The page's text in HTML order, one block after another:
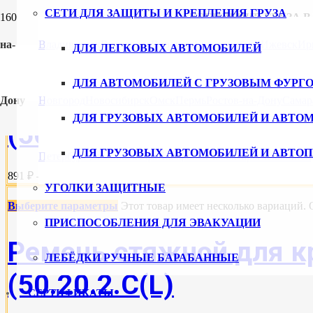
на-
Дону
Владивосток ВолгоградВоронежЕкатеринбургИжевск
Новгород
ПетербургУльяновскУфаХабаровскЧебоксарыЧелябинск
СЕТИ ДЛЯ ЗАЩИТЫ И КРЕПЛЕНИЯ ГРУЗА
ДЛЯ ЛЕГКОВЫХ АВТОМОБИЛЕЙ
ДЛЯ АВТОМОБИЛЕЙ С ГРУЗОВЫМ
ДЛЯ ГРУЗОВЫХ АВТОМОБИЛЕЙ И
ДЛЯ ГРУЗОВЫХ АВТОМОБИЛЕЙ И
УГОЛКИ ЗАЩИТНЫЕ
ПРИСПОСОБЛЕНИЯ ДЛЯ ЭВАКУАЦИИ
ЛЕБЁДКИ РУЧНЫЕ БАРАБАННЫЕ
СЕРТИФИКАТЫ
КРЕПЛЕНИЕ ГРУЗА
Выберите параметры Этот товар имеет несколько
Ремень стяжной для
(50.20.1.С(L)
891 ₽ – 1155 ₽
Выберите параметры Этот товар имеет несколько
Ремень стяжной для
(50.20.2.C(L)